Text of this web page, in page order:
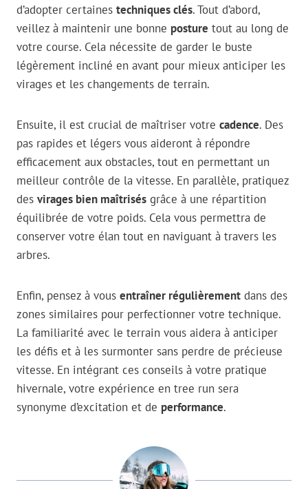
d’adopter certaines techniques clés. Tout d’abord,
veillez à maintenir une bonne posture tout au long de
votre course. Cela nécessite de garder le buste
légèrement incliné en avant pour mieux anticiper les
virages et les changements de terrain.
Ensuite, il est crucial de maîtriser votre cadence. Des
pas rapides et légers vous aideront à répondre
efficacement aux obstacles, tout en permettant un
meilleur contrôle de la vitesse. En parallèle, pratiquez
des virages bien maîtrisés grâce à une répartition
équilibrée de votre poids. Cela vous permettra de
conserver votre élan tout en naviguant à travers les
arbres.
Enfin, pensez à vous entraîner régulièrement dans des
zones similaires pour perfectionner votre technique.
La familiarité avec le terrain vous aidera à anticiper
les défis et à les surmonter sans perdre de précieuse
vitesse. En intégrant ces conseils à votre pratique
hivernale, votre expérience en tree run sera
synonyme d’excitation et de performance.